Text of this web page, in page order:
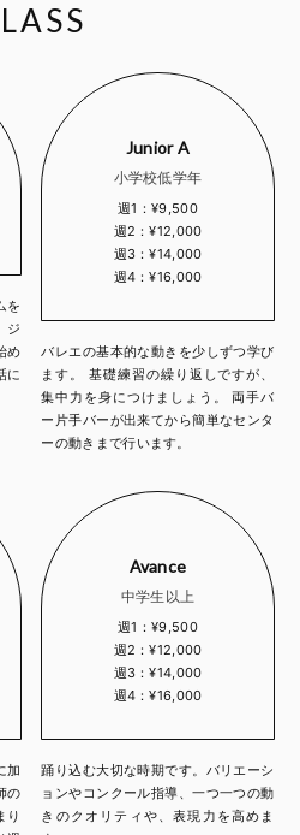
を
ジ
め
に
Junior A
小学校低学年
週1：¥9,500
週2：¥12,000
週3：¥14,000
週4：¥16,000
バレエの基本的な動きを少しずつ学び
ます。 基礎練習の繰り返しですが、
集中力を身につけましょう。 両手バ
ー片手バーが出来てから簡単なセンタ
ーの動きまで行います。
加
の
り
Avance
中学生以上
週1：¥9,500
週2：¥12,000
週3：¥14,000
週4：¥16,000
踊り込む大切な時期です。バリエーシ
ョンやコンクール指導、一つ一つの動
きのクオリティや、表現力を高めま